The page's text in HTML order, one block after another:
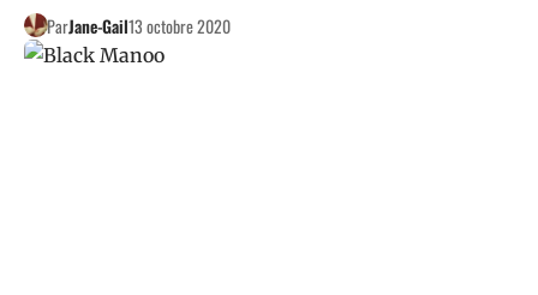
ParJane-Gail13 octobre 2020